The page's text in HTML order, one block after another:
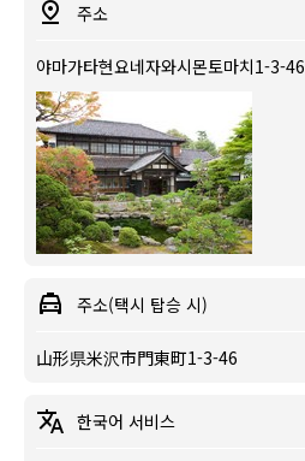
주소
야마가타현요네자와시몬토마치1-3-46
주소(택시 탑승 시)
山形県米沢市門東町1-3-46
한국어 서비스